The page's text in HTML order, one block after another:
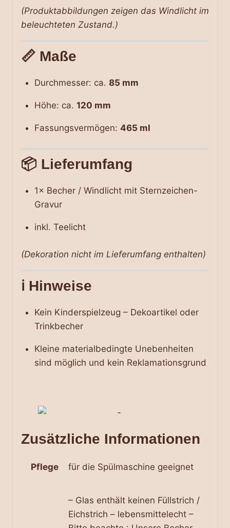
(Produktabbildungen zeigen das Windlicht im
beleuchteten Zustand.)
📏 Maße
Durchmesser: ca. 85 mm
Höhe: ca. 120 mm
Fassungsvermögen: 465 ml
📦 Lieferumfang
1× Becher / Windlicht mit Sternzeichen-
Gravur
inkl. Teelicht
(Dekoration nicht im Lieferumfang enthalten)
ℹ️ Hinweise
Kein Kinderspielzeug – Dekoartikel oder
Trinkbecher
Kleine materialbedingte Unebenheiten
sind möglich und kein Reklamationsgrund
Zusätzliche Informationen
Pflege für die Spülmaschine geeignet
– Glas enthält keinen Füllstrich /
Eichstrich – lebensmittelecht –